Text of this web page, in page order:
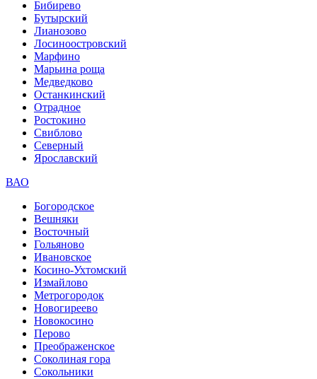
Бибирево
Бутырский
Лианозово
Лосиноостровский
Марфино
Марьина роща
Медведково
Останкинский
Отрадное
Ростокино
Свиблово
Северный
Ярославский
ВАО
Богородское
Вешняки
Восточный
Гольяново
Ивановское
Косино-Ухтомский
Измайлово
Метрогородок
Новогиреево
Новокосино
Перово
Преображенское
Соколиная гора
Сокольники